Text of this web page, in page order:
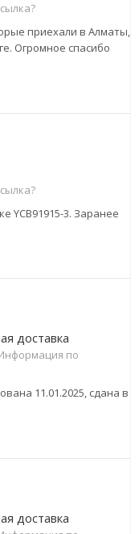
приехали в Алматы,
Огромное спасибо
YCB91915-3. Заранее
доставка
по
11.01.2025, сдана в
доставка